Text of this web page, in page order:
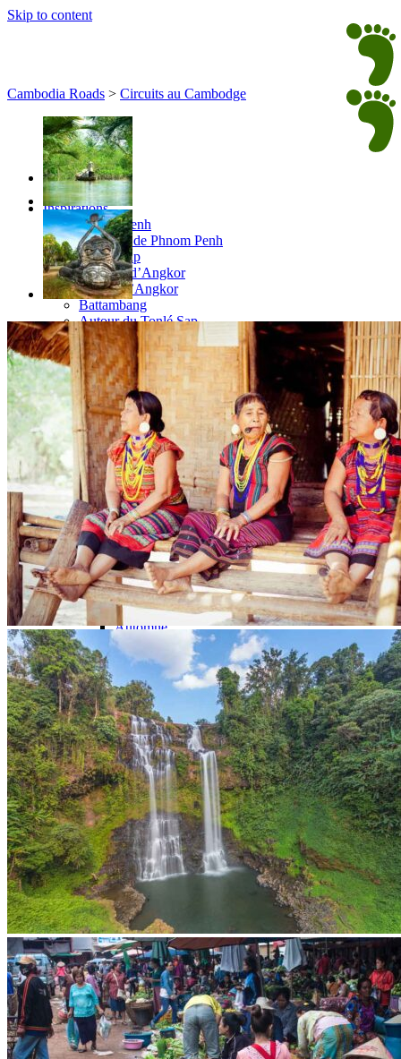
Skip to content
Inspirations
Phnom Penh
Environs de Phnom Penh
Siem Reap
Temples d’Angkor
Autour d’Angkor
Battambang
Autour du Tonlé Sap
Ratanakiri
Mondulkiri
Côte Sud Cambodge
Circuits
Organisation
Petit groupe
Sur-mesure
Envies et inspirations voyages
Les Grands Classiques
Voyage en Famille
Séjour Nature
Voyage Luxe au Cambodge
Où partir ?
Cambodge + Laos
Cambodge + Vietnam
Quand voyager ?
Printemps
Été
Automne
Hiver
Infos pratiques
Préparer son voyage
Avant le départ : conseils & FAQ
Hôtels partenaires
Meilleurs restaurants
Météo et climat
Présentation du Cambodge
Notre agence
Notre agence au Cambodge
Réseau Asian Roads
Garanties et engagements Asian Roads
Avis de nos voyageurs
Demande d'info
09 83 40 65 79
Cambodia Roads > Circuits au Cambodge